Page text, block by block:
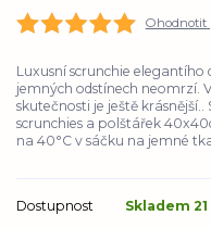
Ohodnotit
Luxusní scrunchie
jemných odstínech neomrzí.
skutečnosti je ještě krásnější..
scrunchies a polštářek
na 40°C v sáčku na jemné
Dostupnost
Skladem 21